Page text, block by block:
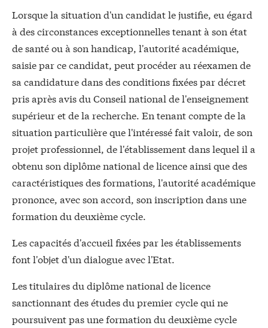
Lorsque la situation d'un candidat le justifie, eu égard
à des circonstances exceptionnelles tenant à son état
de santé ou à son handicap, l'autorité académique,
saisie par ce candidat, peut procéder au réexamen de
sa candidature dans des conditions fixées par décret
pris après avis du Conseil national de l'enseignement
supérieur et de la recherche. En tenant compte de la
situation particulière que l'intéressé fait valoir, de son
projet professionnel, de l'établissement dans lequel il a
obtenu son diplôme national de licence ainsi que des
caractéristiques des formations, l'autorité académique
prononce, avec son accord, son inscription dans une
formation du deuxième cycle.
Les capacités d'accueil fixées par les établissements
font l'objet d'un dialogue avec l'Etat.
Les titulaires du diplôme national de licence
sanctionnant des études du premier cycle qui ne
poursuivent pas une formation du deuxième cycle